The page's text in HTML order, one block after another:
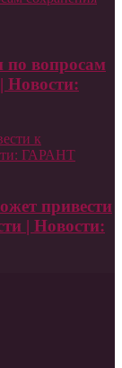
по вопросам
Новости:
к
ГАРАНТ
привести
| Новости: